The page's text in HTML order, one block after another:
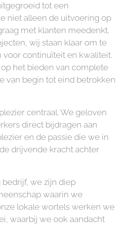
tot een
niet alleen de uitvoering op
met klanten meedenkt.
wij staan klaar om te
continuïteit en kwaliteit.
het bieden van complete
van begin tot eind betrokken
centraal. We geloven
direct bijdragen aan
en de passie die we in
drijvende kracht achter
we zijn diep
waarin we
lokale wortels werken we
waarbij we ook aandacht